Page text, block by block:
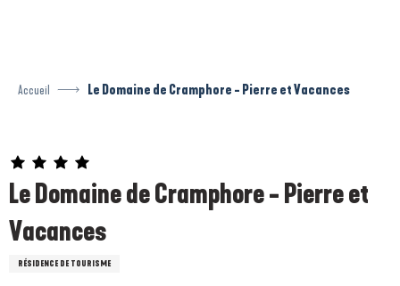
Accueil Le Domaine de Cramphore - Pierre et Vacances
Le Domaine de Cramphore - Pierre et
Vacances
RÉSIDENCE DE TOURISME
Prestataire engagé dans une démarche environnementale